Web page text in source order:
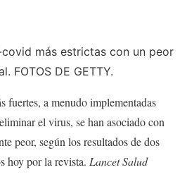
más estrictas con un peor
FOTOS DE GETTY.
fuertes, a menudo implementadas
el virus, se han asociado con
peor, según los resultados de dos
hoy por la revista. Lancet Salud